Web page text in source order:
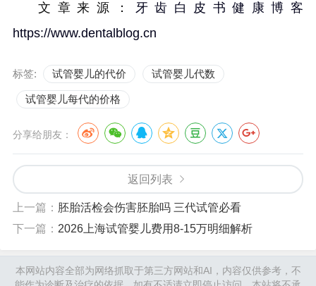
文章来源： 牙齿白皮书健康博客
https://www.dentalblog.cn
标签: 试管婴儿的代价 试管婴儿代数
试管婴儿每代的价格
分享给朋友：
返回列表
上一篇： 胚胎活检会伤害胚胎吗 三代试管必看
下一篇： 2026上海试管婴儿费用8-15万明细解析
本网站内容全部为网络抓取于第三方网站和AI，内容仅供参考，不